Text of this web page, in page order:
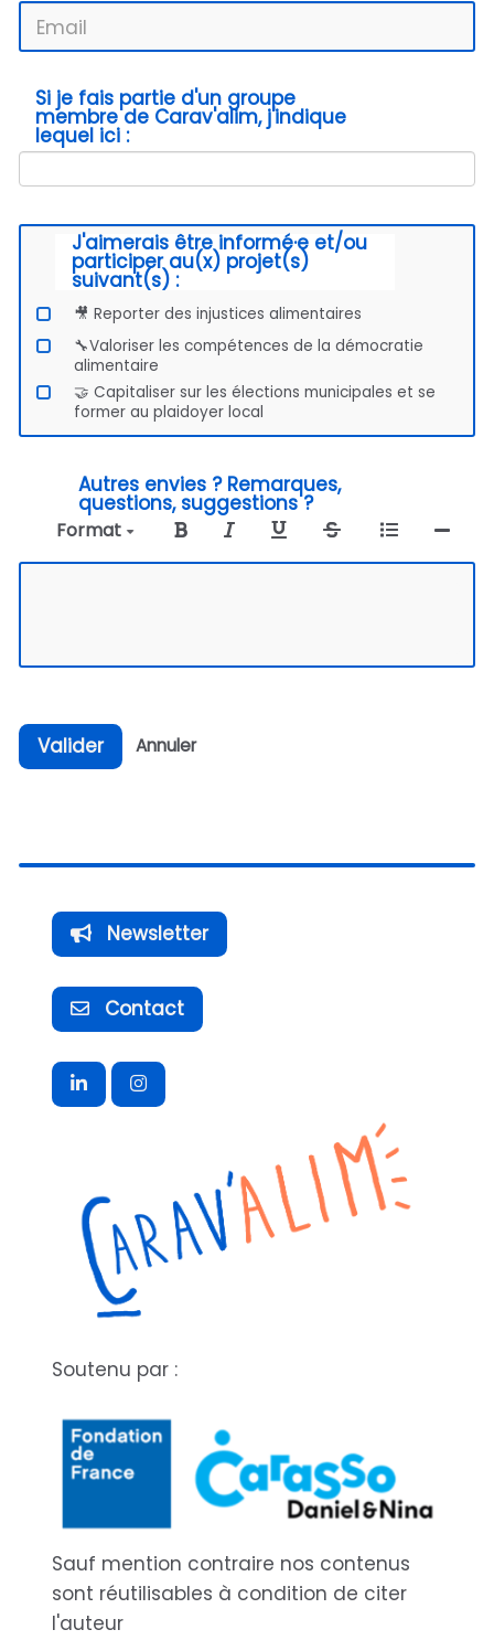
Si je fais partie d'un groupe
membre de Carav'alim, j'indique
lequel ici :
J'aimerais être informé·e et/ou
participer au(x) projet(s)
suivant(s) :
🎥​ Reporter des injustices alimentaires
🔧​Valoriser les compétences de la démocratie
alimentaire
🤝 Capitaliser sur les élections municipales et se
former au plaidoyer local
Autres envies ? Remarques,
questions, suggestions ?
Format
Valider Annuler
Newsletter
Contact
Soutenu par :
Sauf mention contraire nos contenus
sont réutilisables à condition de citer
l'auteur